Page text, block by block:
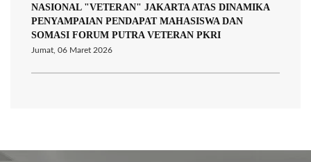
NASIONAL "VETERAN" JAKARTA ATAS DINAMIKA
PENYAMPAIAN PENDAPAT MAHASISWA DAN
SOMASI FORUM PUTRA VETERAN PKRI
Jumat, 06 Maret 2026